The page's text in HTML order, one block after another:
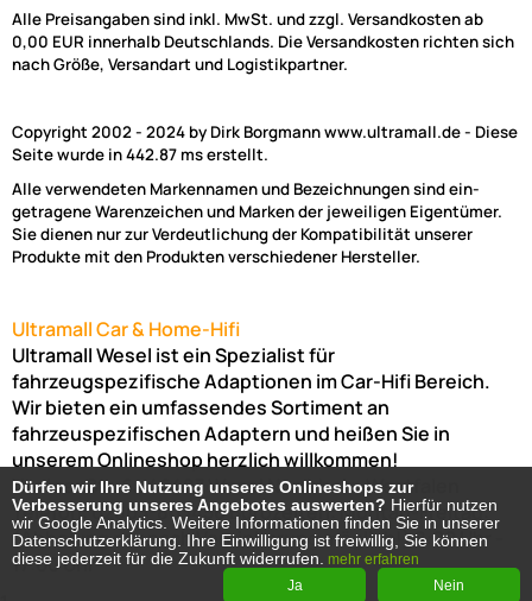
Alle Preisangaben sind inkl. MwSt. und zzgl. Versandkosten ab
0,00 EUR innerhalb Deutschlands. Die Versandkosten richten sich
nach Größe, Versandart und Logistikpartner.
Copyright 2002 - 2024 by Dirk Borgmann www.ultramall.de - Diese
Seite wurde in 442.87 ms erstellt.
Alle verwendeten Markennamen und Bezeichnungen sind ein-
getragene Warenzeichen und Marken der jeweiligen Eigentümer.
Sie dienen nur zur Verdeutlichung der Kompatibilität unserer
Produkte mit den Produkten verschiedener Hersteller.
Ultramall Car & Home-Hifi
Ultramall Wesel ist ein Spezialist für
fahrzeugspezifische Adaptionen im Car-Hifi Bereich.
Wir bieten ein umfassendes Sortiment an
fahrzeuspezifischen Adaptern und heißen Sie in
unserem Onlineshop herzlich willkommen!
Venloer Str. 6a46487 WeselNordrhein-Westfalen
Telefon:02803-803456Bürozeiten: Montag-Freitag:
(Abholung nur nach Vereinbarung möglich!)8:00 Uhr -
17:00 Uhr
Dürfen wir Ihre Nutzung unseres Onlineshops zur
Verbesserung unseres Angebotes auswerten? Hierfür nutzen
wir Google Analytics. Weitere Informationen finden Sie in unserer
Datenschutzerklärung. Ihre Einwilligung ist freiwillig, Sie können
diese jederzeit für die Zukunft widerrufen.
mehr erfahren
Nein
Ja
Dürfen wir Ihre Nutzung unseres Onlineshops zur
Verbesserung unseres Angebotes auswerten? Hierfür nutzen
wir Google Analytics. Weitere Informationen finden Sie in unserer
Datenschutzerklärung. Ihre Einwilligung ist freiwillig, Sie können
diese jederzeit für die Zukunft widerrufen.
mehr erfahren
Nein
Ja